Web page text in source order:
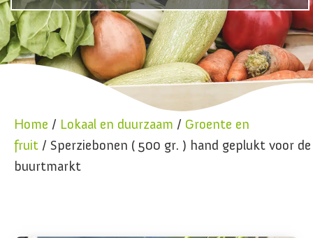
Home / Lokaal en duurzaam / Groente en
fruit / Sperziebonen ( 500 gr. ) hand geplukt voor de
buurtmarkt